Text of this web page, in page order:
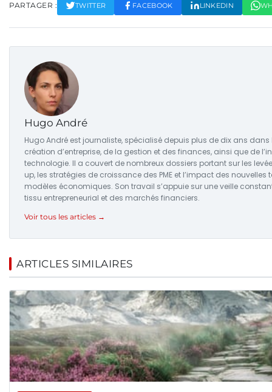
PARTAGER : TWITTER FACEBOOK LINKEDIN
Hugo André
Hugo André est journaliste, spécialisé depuis plus de dix ans
création d’entreprise, de la gestion et des finances, ainsi que de
technologie. Il a couvert de nombreux dossiers portant sur les
up, les stratégies de croissance des PME et l’impact des nouvelles
modèles économiques. Son travail s’appuie sur une veille
tissu entrepreneurial et des marchés financiers.
Voir tous les articles →
ARTICLES SIMILAIRES